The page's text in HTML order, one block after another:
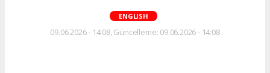
ENGLISH
09.06.2026 - 14:08, Güncelleme: 09.06.2026 - 14:08